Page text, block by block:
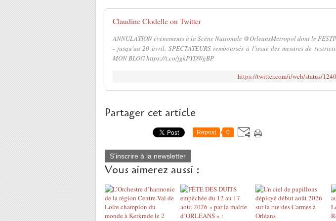
Claudine Clodelle on Twitter
ANNULATION événements à la Scène Nationale @OrleansMetropol dont le
- jusqu'au 20 avril. SPECTATEURS remboursés à l'issue des mesures de
MON BLOG https://t.co/jgkPYDWgBP
https://twitter.com/i/web/status/
Partager cet article
Repost 0
S'inscrire à la newsletter
Vous aimerez aussi :